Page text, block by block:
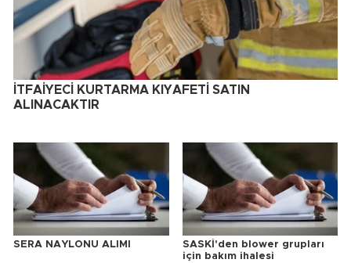
İTFAİYECİ KURTARMA KIYAFETİ SATIN
ALINACAKTIR
SERA NAYLONU ALIMI
SASKİ'den blower grupları
için bakım ihalesi